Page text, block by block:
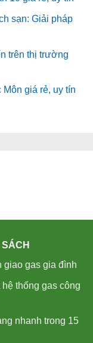
sạn: Giải pháp
trên thị trường
Môn giá rẻ, uy tín
giao gas gia đình
hệ thống gas công
nhanh trong 15